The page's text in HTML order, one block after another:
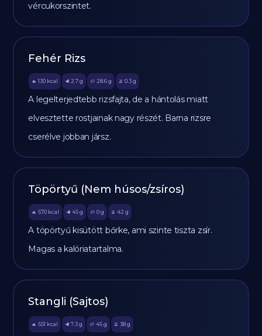
vércukorszintet.
Fehér Rizs
🔥 130 kcal 🥩 2.7 g 🥔 28.6g 🫒 0.3 g
A legelterjedtebb rizsfajta, de a hántolás miatt
elvesztette rostjainak nagy részét. Barna rizsre
cserélve jobban jársz.
Töpörtyű (Nem húsos/zsíros)
🔥 570 kcal 🥩 45 g 🥔 0g 🫒 42 g
A töpörtyű kisütött bőrke, ami szinte tiszta zsír.
Magas a kalóriatartalma.
Stangli (Sajtos)
🔥 551 kcal 🥩 7.3 g 🥔 45g 🫒 38 g